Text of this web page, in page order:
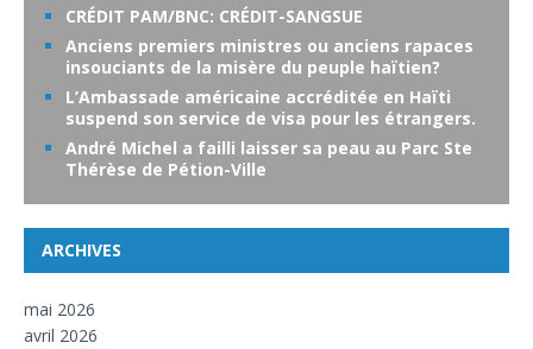
CRÉDIT PAM/BNC: CRÉDIT-SANGSUE
Anciens premiers ministres ou anciens rapaces
insouciants de la misère du peuple haïtien?
L’Ambassade américaine accréditée en Haïti
suspend son service de visa pour les étrangers.
André Michel a failli laisser sa peau au Parc Ste
Thérèse de Pétion-Ville
ARCHIVES
mai 2026
avril 2026